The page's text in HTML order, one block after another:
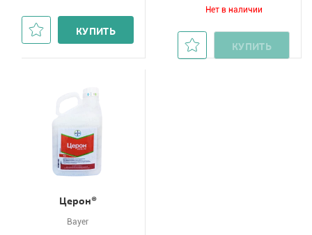
КУПИТЬ
Нет в наличии
КУПИТЬ
Церон®
Bayer